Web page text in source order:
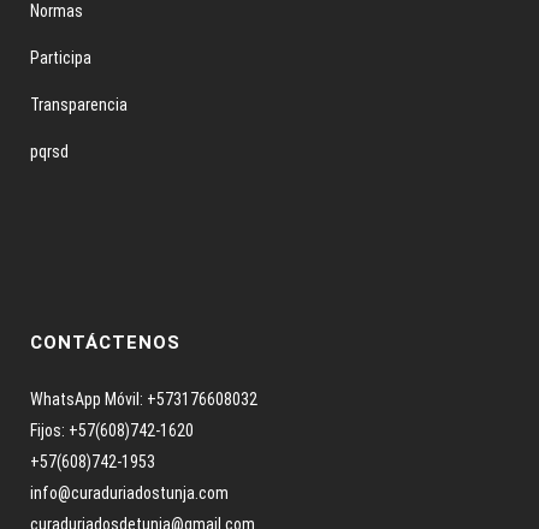
Normas
Participa
Transparencia
pqrsd
CONTÁCTENOS
WhatsApp Móvil: +573176608032
Fijos: +57(608)742-1620
+57(608)742-1953
info@curaduriadostunja.com
curaduriadosdetunja@gmail.com